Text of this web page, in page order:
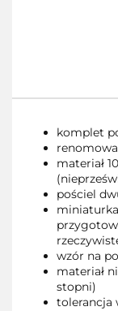
komplet
materiał
pościel
wzór na
materiał
stopni)
tolerancja